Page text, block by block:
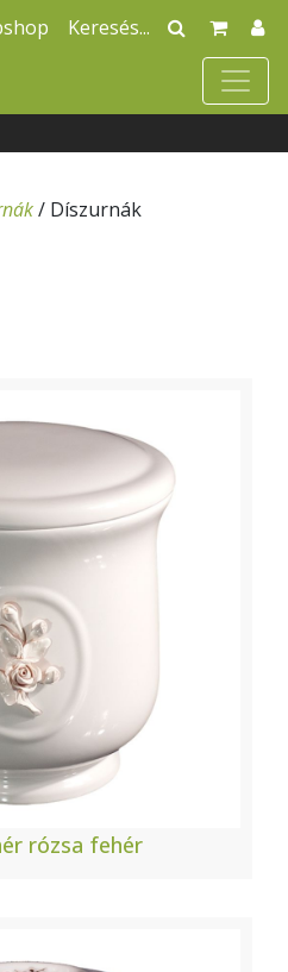
/ Díszurnák
rózsa fehér